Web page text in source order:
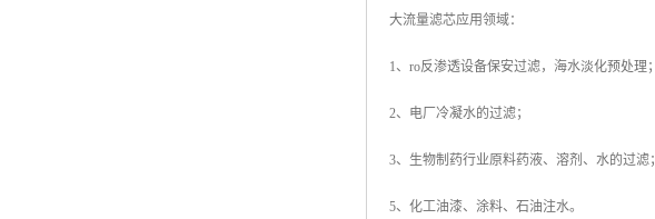
大流量滤芯应用领域：
1、ro反渗透设备保安过滤，海水淡化预处理；
2、电厂冷凝水的过滤；
3、生物制药行业原料药液、溶剂、水的过滤；
5、化工油漆、涂料、石油注水。